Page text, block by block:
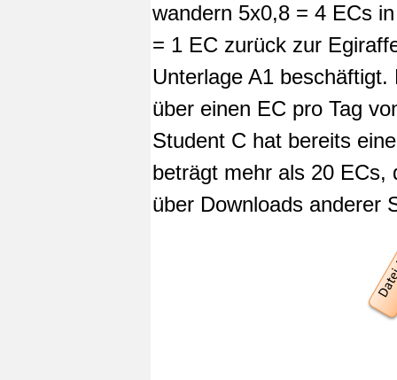
wandern 5x0,8 = 4 ECs
= 1 EC zurück zur
Unterlage A1
über einen EC pro Tag
Student C hat bereits
beträgt mehr als 20 ECs,
über Downloads anderer